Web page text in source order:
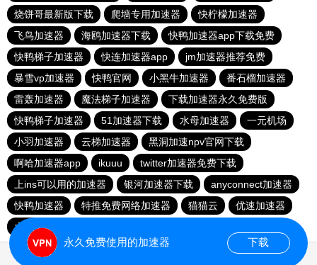
烧饼哥最新版下载
爬墙专用加速器
快柠檬加速器
飞鸟加速器
海鸥加速器下载
快鸭加速器app下载免费
快鸭梯子加速器
快连加速器app
jm加速器推荐免费
暴雪vp加速器
快鸭官网 小黑牛加速器
番石榴加速器
雷轰加速器
魔法梯子加速器
下载加速器永久免费版
快鸭梯子加速器
51加速器下载 水母加速器
一元机场
小羽加速器
云梯加速器
黑洞加速npv官网下载
啊哈加速器app
ikuuu
twitter加速器免费下载
上ins可以用的加速器
银河加速器下载
anyconnect加速器
快鸭加速器
特推免费网络加速器 猫猫云
优速加速器
大熊加速器
永久免费使用的加速器 下载